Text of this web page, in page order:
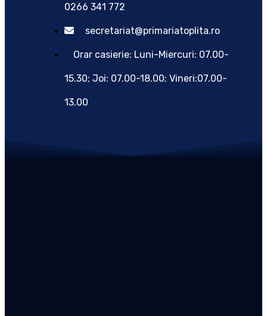
0266 341 772
secretariat@primariatoplita.ro
Orar casierie: Luni-Miercuri: 07.00-
15.30; Joi: 07.00-18.00; Vineri:07.00-
13.00